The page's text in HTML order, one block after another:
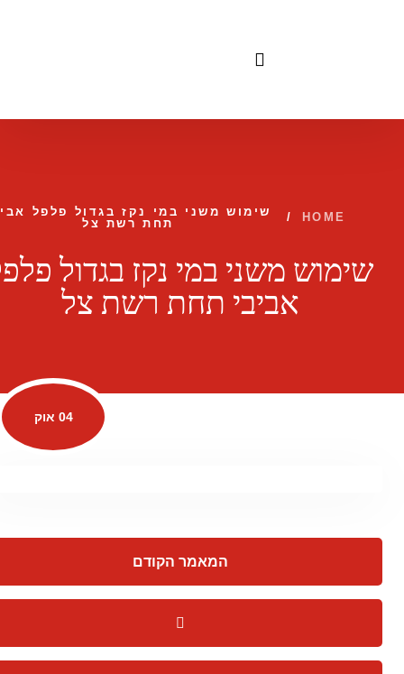
HOME
/
שימוש משני במי נקז בגדול פלפל
תחת רשת צל
שימוש משני במי נקז בגדול
אביבי תחת רשת צל
04 אוק
המאמר הקודם